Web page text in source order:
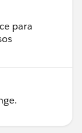
para